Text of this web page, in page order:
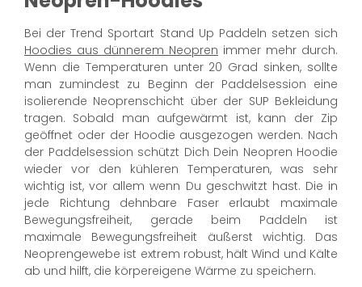
Bei der Trend Sportart Stand Up Paddeln setzen sich
Hoodies aus dünnerem Neopren immer mehr durch.
Wenn die Temperaturen unter 20 Grad sinken, sollte
man zumindest zu Beginn der Paddelsession eine
isolierende Neoprenschicht über der SUP Bekleidung
tragen. Sobald man aufgewärmt ist, kann der Zip
geöffnet oder der Hoodie ausgezogen werden. Nach
der Paddelsession schützt Dich Dein Neopren Hoodie
wieder vor den kühleren Temperaturen, was sehr
wichtig ist, vor allem wenn Du geschwitzt hast. Die in
jede Richtung dehnbare Faser erlaubt maximale
Bewegungsfreiheit, gerade beim Paddeln ist
maximale Bewegungsfreiheit äußerst wichtig. Das
Neoprengewebe ist extrem robust, hält Wind und Kälte
ab und hilft, die körpereigene Wärme zu speichern.